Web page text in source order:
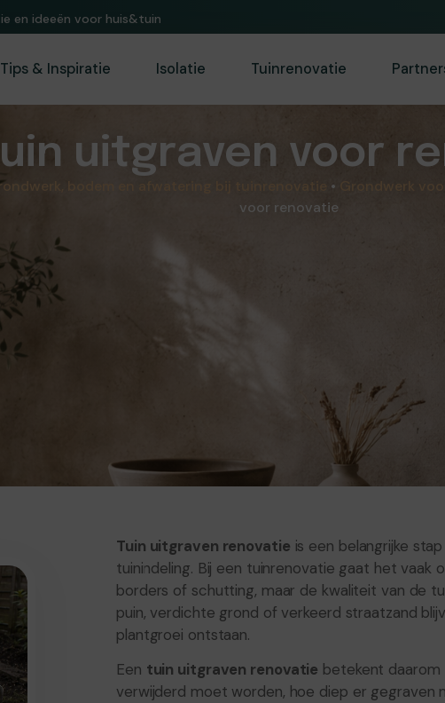
en ideeën voor huis&tuin.
Tips & Inspiratie Isolatie Tuinrenovatie
uitgraven voor
bodem en afwatering bij tuinrenovatie • Grondwerk
voor renovatie
Tuin uitgraven renovatie is een belangrijke
tuinindeling. Bij een tuinrenovatie gaat het vaak
borders of schutting, maar de kwaliteit van de
puin, verdichte grond of verkeerd straatzand
plantgroei ontstaan.
Een tuin uitgraven renovatie betekent daarom
verwijderd moet worden, hoe diep er gegraven